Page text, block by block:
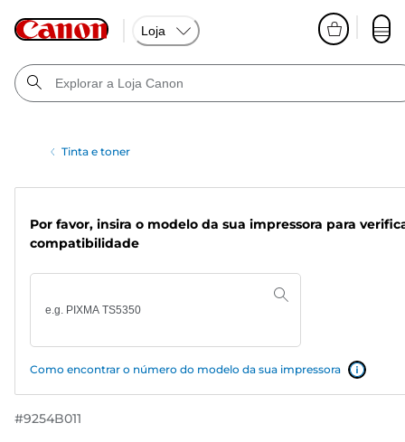
Loja
Tinta e toner
Por favor, insira o modelo da sua impressora para
compatibilidade
Como encontrar o número do modelo da sua impressora
#9254B011